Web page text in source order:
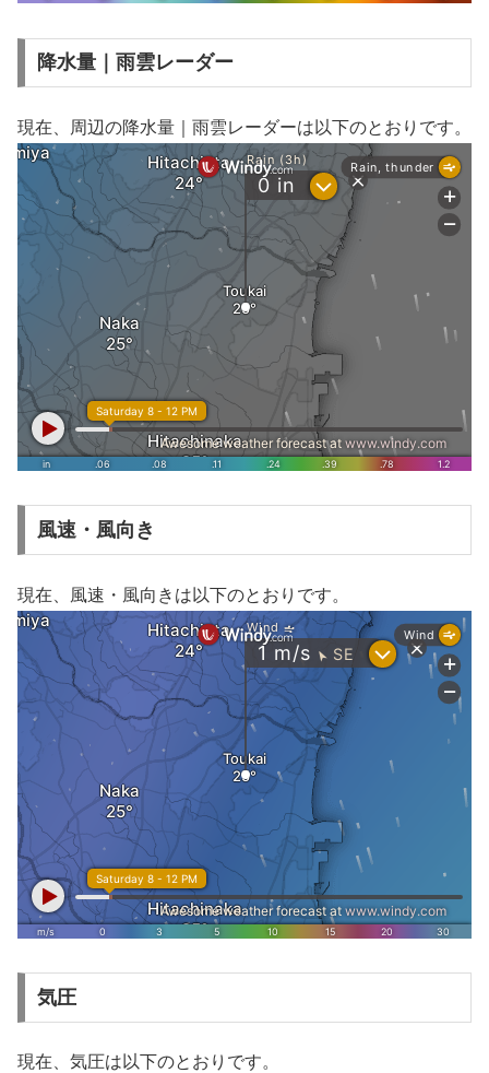
降水量｜雨雲レーダー
現在、周辺の降水量｜雨雲レーダーは以下のとおりです。
風速・風向き
現在、風速・風向きは以下のとおりです。
気圧
現在、気圧は以下のとおりです。